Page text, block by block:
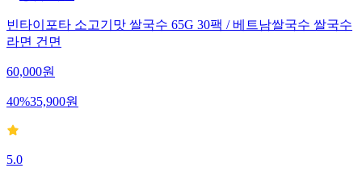
빈타이포타 소고기맛 쌀국수 65G 30팩 / 베트남쌀국수 쌀국수
라면 건면
60,000원
40%35,900원
5.0